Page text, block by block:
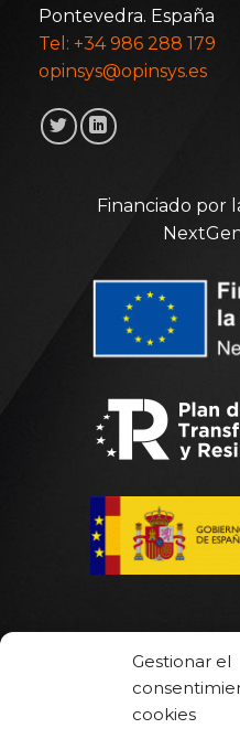
Gestionar el
cookies
Pontevedra. España
Tel: +34 986 288 179
opinsys@opinsys.es
Financiado por